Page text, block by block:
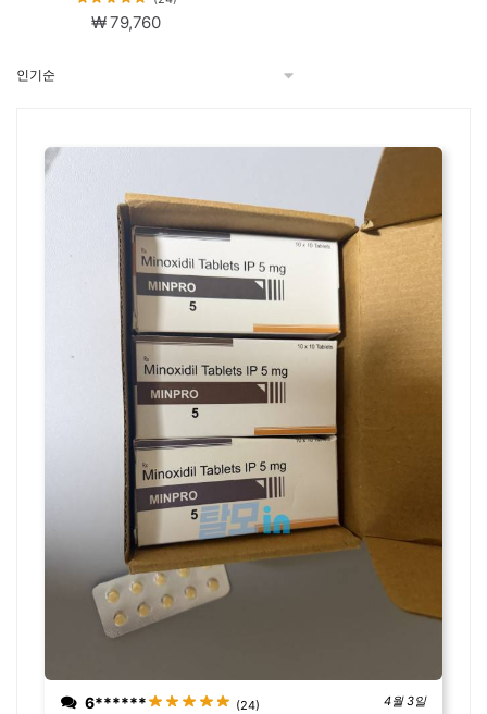
₩79,760
6****** (24) 4월 3일